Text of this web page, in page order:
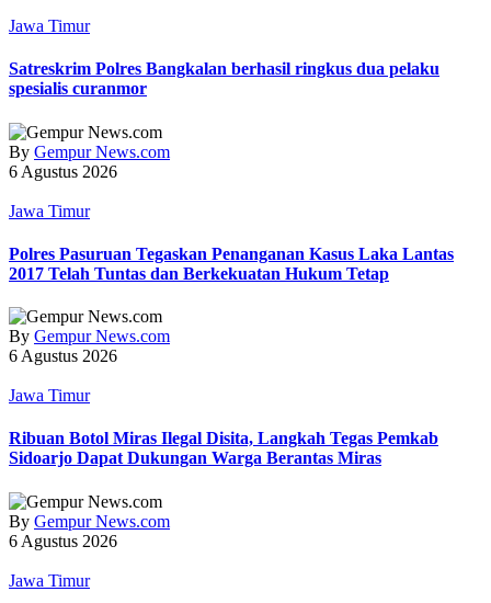
Jawa Timur
Satreskrim Polres Bangkalan berhasil ringkus dua pelaku
spesialis curanmor
By Gempur News.com
6 Agustus 2026
Jawa Timur
Polres Pasuruan Tegaskan Penanganan Kasus Laka Lantas
2017 Telah Tuntas dan Berkekuatan Hukum Tetap
By Gempur News.com
6 Agustus 2026
Jawa Timur
Ribuan Botol Miras Ilegal Disita, Langkah Tegas Pemkab
Sidoarjo Dapat Dukungan Warga Berantas Miras
By Gempur News.com
6 Agustus 2026
Jawa Timur